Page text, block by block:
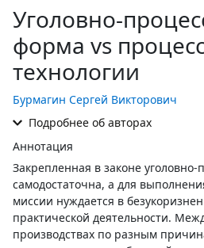
Уголовно-
форма vs
технологии
Бурмагин Сергей Викторович
Подробнее об авторах
Аннотация
Закрепленная в законе
самодостаточна, а для
миссии нуждается в
практической деятельности.
производствах по разным